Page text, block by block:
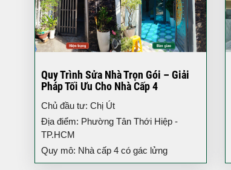
Quy Trình Sửa Nhà Trọn Gói – Giải
Pháp Tối Ưu Cho Nhà Cấp 4
Chủ đầu tư: Chị Út
Địa điểm: Phường Tân Thới Hiệp -
TP.HCM
Quy mô: Nhà cấp 4 có gác lửng